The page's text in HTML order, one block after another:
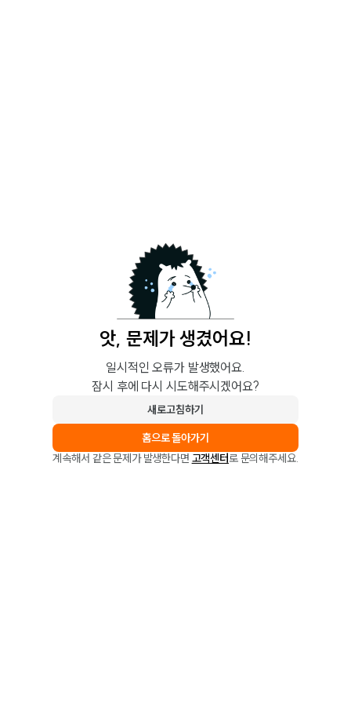
앗, 문제가 생겼어요!
일시적인 오류가 발생했어요.
잠시 후에 다시 시도해주시겠어요?
새로고침하기
홈으로 돌아가기
계속해서 같은 문제가 발생한다면 고객센터로 문의해주세요.